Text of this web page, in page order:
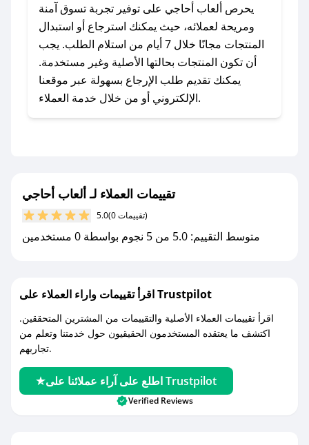
### كيف تحصل على كوبونات خصم حصرية من
ألعاب أحاجي؟
للحصول على كوبونات وخصومات حصرية، قم بما
يلي:
- اضغط على أيقونة متابعة لمتجر ألعاب أحاجي في
جديد.
مع صحصح، تسوق بذكاء ووفّر على كل مشترياتك مع
كوبونات خصم حصرية من ألعاب أحاجي!
يحرص ألعاب أحاجي على توفير تجربة تسوق آمنة
ومريحة لعملائه، حيث يمكنك استرجاع أو استبدال
المنتجات مجانًا خلال 7 أيام من استلام الطلب. يجب
أن تكون المنتجات بحالتها الأصلية وغير مستخدمة.
يمكنك تقديم طلب الإرجاع بسهولة عبر موقعنا
الإلكتروني أو من خلال خدمة العملاء.
تقييمات العملاء لـ ألعاب أحاجي
5.0 (0 تقييمات)
متوسط التقييم: 5.0 من 5 نجوم بواسطة 0 مستخدمين
اقرأ تقييمات واراء العملاء على Trustpilot
اقرأ تقييمات العملاء الأصلية والتقييمات من المشترين المتحققين.
اكتشف ما يعتقده المستخدمون الحقيقيون حول خدمتنا وتعلم من
تجاربهم.
اطلع على آراء عملائنا على Trustpilot
Verified Reviews